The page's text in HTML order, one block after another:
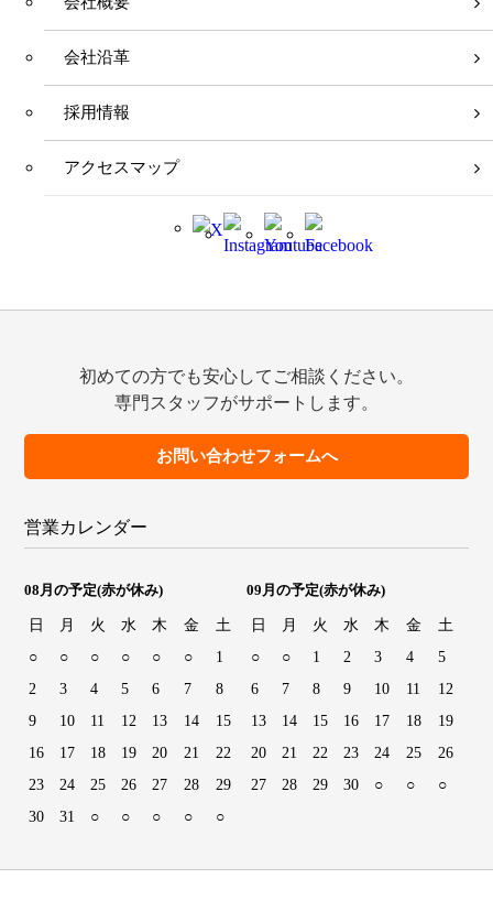
会社沿革
採用情報
アクセスマップ
初めての方でも安心してご相談ください。
専門スタッフがサポートします。
お問い合わせフォームへ
営業カレンダー
08月の予定(赤が休み)
日 月 火 水 木 金
土
○
○ ○ ○ ○ ○
1
2
3 4 5 6 7
8
9
10 11 12 13 14
15
16
17 18 19 20 21
22
23
24 25 26 27 28
29
30
31 ○ ○ ○ ○ ○
09月の予定(赤が休み)
日 月 火 水 木 金
土
○
○ 1 2 3 4
5
6
7 8 9 10 11
12
13
14 15 16 17 18
19
20
21 22 23 24 25
26
27
28 29 30 ○ ○ ○